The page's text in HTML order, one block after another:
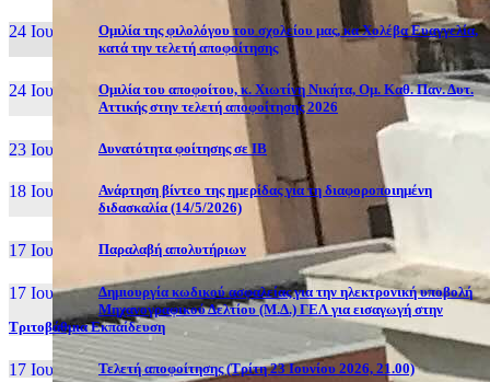
24 Ιουν, 26
Ομιλία της φιλολόγου του σχολείου μας, κα Χολέβα Ευαγγελία,
κατά την τελετή αποφοίτησης
24 Ιουν, 26
Ομιλία του αποφοίτου, κ. Χιωτίνη Νικήτα, Ομ. Καθ. Παν. Δυτ.
Αττικής στην τελετή αποφοίτησης 2026
23 Ιουν, 26 Δυνατότητα φοίτησης σε ΙΒ
18 Ιουν, 26
Ανάρτηση βίντεο της ημερίδας για τη διαφοροποιημένη
διδασκαλία (14/5/2026)
17 Ιουν, 26 Παραλαβή απολυτήριων
17 Ιουν, 26
Δημιουργία κωδικού ασφαλείας για την ηλεκτρονική υποβολή
Μηχανογραφικού Δελτίου (Μ.Δ.) ΓΕΛ για εισαγωγή στην
Τριτοβάθμια Εκπαίδευση
17 Ιουν, 26 Τελετή αποφοίτησης (Τρίτη 23 Ιουνίου 2026, 21.00)